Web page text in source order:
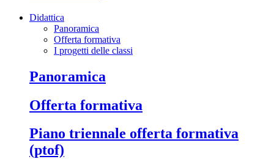
Didattica
Panoramica
Offerta formativa
I progetti delle classi
panoramica
offerta formativa
piano triennale offerta formativa
(ptof)